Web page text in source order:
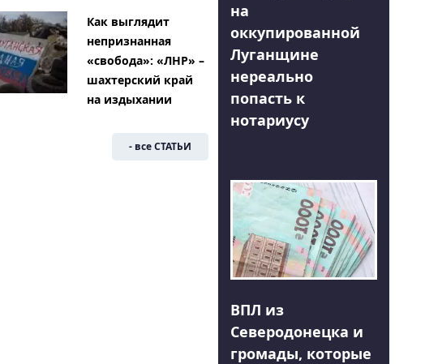
Как выглядит
непризнанная
«свобода»: «ЛНР» –
шахтерский край
на издыхании
- все СТАТЬИ
на
оккупированной
Луганщине
нереально
попасть к
нотариусу
ВПЛ из
Северодонецка и
громады, которые